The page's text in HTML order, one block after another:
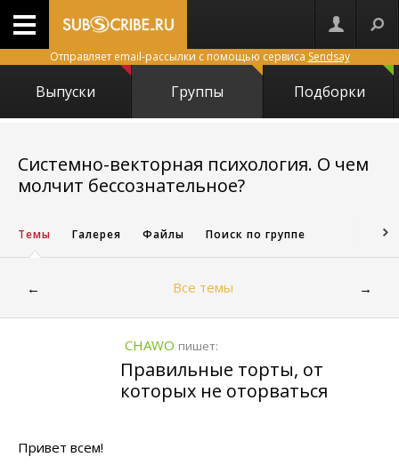
Отправляет email-рассылки с помощью сервиса Sendsay
Выпуски Группы Подборки
Системно-векторная психология. О чем
молчит бессознательное?
Темы Галерея Файлы Поиск по группе
← Все темы →
CHAWO пишет:
Правильные торты, от
которых не оторваться
Привет всем!